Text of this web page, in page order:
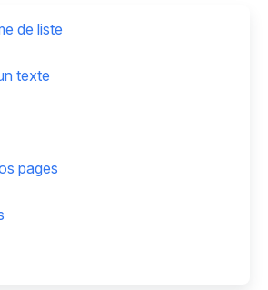
de liste
texte
pages